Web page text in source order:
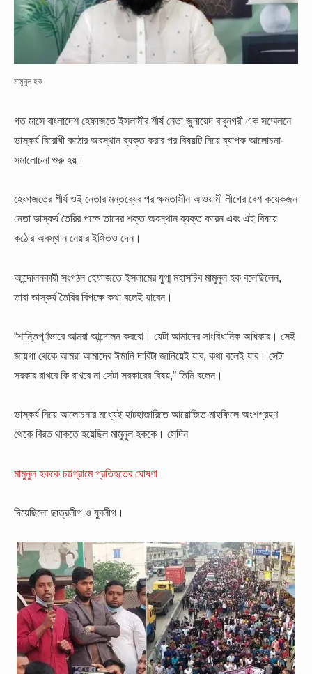
মামুনুল হক
গত মাসে বাংলাদেশ হেফাজতে ইসলামীর শীর্ষ নেতা জুনায়েদ বাবুনগরী এক সম্মেলনে
ভাস্কর্য বিরোধী কঠোর অবস্থান ব্যক্ত করার পর বিষয়টি নিয়ে ব্যাপক আলোচনা-
সমালোচনা শুরু হয়।
হেফাজতের শীর্ষ ওই নেতার মন্তব্যের পর ক্ষমতাসীন আওয়ামী লীগের বেশ কয়েকজন
নেতা ভাস্কর্য তৈরির পক্ষে তাদের শক্ত অবস্থান ব্যক্ত করেন এবং এই বিষয়ে
কঠোর অবস্থান নেয়ার ইঙ্গিতও দেন।
আন্দোলনকারী সংগঠন হেফাজতে ইসলামের যুগ্ম মহাসচিব মামুনুল হক বলেছিলেন,
তারা ভাস্কর্য তৈরির বিপক্ষে কথা বলেই যাবেন।
“শান্তিপূর্ণভাবে আমরা আন্দোলন করবো। যেটা আমাদের সাংবিধানিক অধিকার। সেই
জায়গা থেকে আমরা আমাদের ঈমানি দাবিটা জানিয়েই যাব, কথা বলেই যাব। সেটা
সরকার রাখবে কি রাখবে না সেটা সরকারের বিষয়,” তিনি বলেন।
ভাস্কর্য নিয়ে আলোচনার মধ্যেই হাটহাজারিতে আয়োজিত মাহফিলে অংশগ্রহণ
থেকে বিরত থাকতে হয়েছিল মামুনুল হককে। সেদিন
মামুনুল হককে চট্টগ্রামে প্রতিহতের ঘোষণা
দিয়েছিলো ছাত্রলীগ ও যুবলীগ।